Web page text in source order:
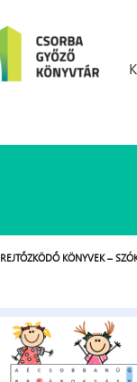
REJTŐZKÖDŐ KÖNYVEK –